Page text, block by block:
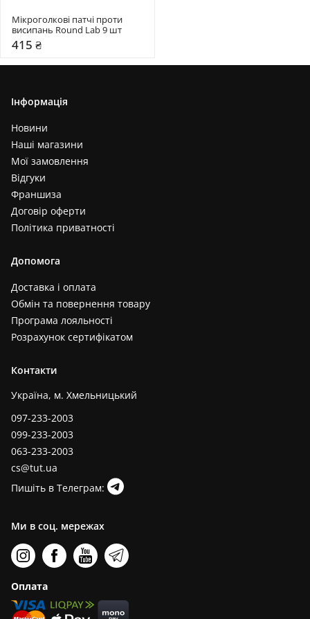
Мікроголкові патчі проти
висипань Round Lab 9 шт
415 ₴
Інформація
Новини
Наші магазини
Мої замовлення
Відгуки
Франшиза
Договір оферти
Політика приватності
Допомога
Доставка і оплата
Обмін та повернення товару
Програма лояльності
Розрахунок сертифікатом
Контакти
Україна, м. Хмельницький
097-233-2003
099-233-2003
063-233-2003
cs@tut.ua
Пишіть в Телеграм:
Ми в соц. мережах
Оплата